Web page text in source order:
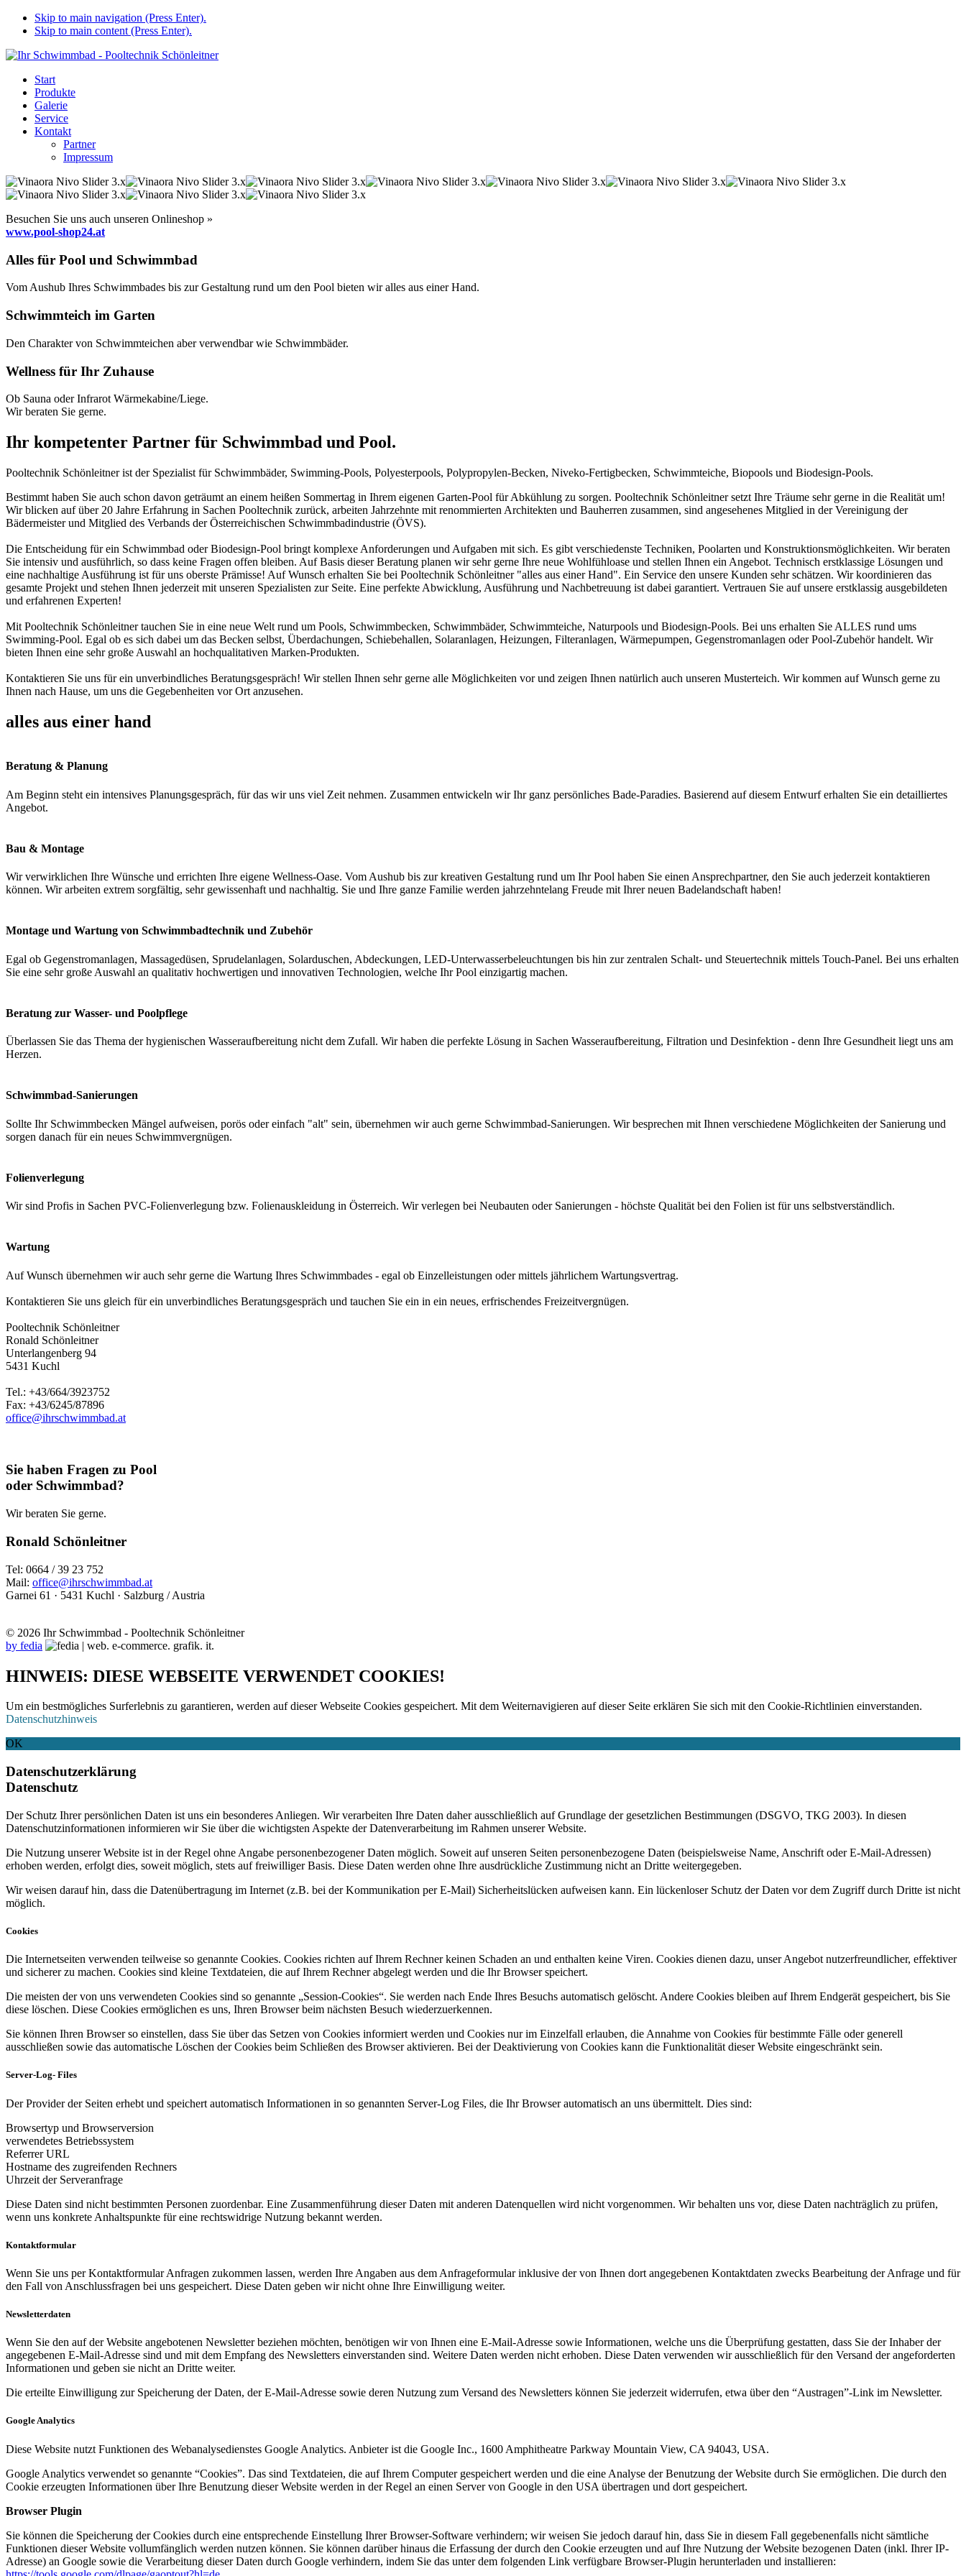
Skip to main navigation (Press Enter).
Skip to main content (Press Enter).
Start
Produkte
Galerie
Service
Kontakt
Partner
Impressum
Besuchen Sie uns auch unseren Onlineshop »
www.pool-shop24.at
Alles für Pool und Schwimmbad
Vom Aushub Ihres Schwimmbades bis zur Gestaltung rund um den Pool bieten wir alles aus einer Hand.
Schwimmteich im Garten
Den Charakter von Schwimmteichen aber verwendbar wie Schwimmbäder.
Wellness für Ihr Zuhause
Ob Sauna oder Infrarot Wärmekabine/Liege.
Wir beraten Sie gerne.
Ihr kompetenter Partner für Schwimmbad und Pool.
Pooltechnik Schönleitner ist der Spezialist für Schwimmbäder, Swimming-Pools, Polyesterpools, Polypropylen-Becken, Niveko-Fertigbecken, Schwimmteiche, Biopools und Biodesign-Pools.
Bestimmt haben Sie auch schon davon geträumt an einem heißen Sommertag in Ihrem eigenen Garten-Pool für Abkühlung zu sorgen. Pooltechnik Schönleitner setzt Ihre Träume sehr gerne in die Realität um!
Wir blicken auf über 20 Jahre Erfahrung in Sachen Pooltechnik zurück, arbeiten Jahrzehnte mit renommierten Architekten und Bauherren zusammen, sind angesehenes Mitglied in der Vereinigung der
Bädermeister und Mitglied des Verbands der Österreichischen Schwimmbadindustrie (ÖVS).
Die Entscheidung für ein Schwimmbad oder Biodesign-Pool bringt komplexe Anforderungen und Aufgaben mit sich. Es gibt verschiedenste Techniken, Poolarten und Konstruktionsmöglichkeiten. Wir beraten
Sie intensiv und ausführlich, so dass keine Fragen offen bleiben. Auf Basis dieser Beratung planen wir sehr gerne Ihre neue Wohlfühloase und stellen Ihnen ein Angebot. Technisch erstklassige Lösungen und
eine nachhaltige Ausführung ist für uns oberste Prämisse! Auf Wunsch erhalten Sie bei Pooltechnik Schönleitner "alles aus einer Hand". Ein Service den unsere Kunden sehr schätzen. Wir koordinieren das
gesamte Projekt und stehen Ihnen jederzeit mit unseren Spezialisten zur Seite. Eine perfekte Abwicklung, Ausführung und Nachbetreuung ist dabei garantiert. Vertrauen Sie auf unsere erstklassig ausgebildeten
und erfahrenen Experten!
Mit Pooltechnik Schönleitner tauchen Sie in eine neue Welt rund um Pools, Schwimmbecken, Schwimmbäder, Schwimmteiche, Naturpools und Biodesign-Pools. Bei uns erhalten Sie ALLES rund ums
Swimming-Pool. Egal ob es sich dabei um das Becken selbst, Überdachungen, Schiebehallen, Solaranlagen, Heizungen, Filteranlagen, Wärmepumpen, Gegenstromanlagen oder Pool-Zubehör handelt. Wir
bieten Ihnen eine sehr große Auswahl an hochqualitativen Marken-Produkten.
Kontaktieren Sie uns für ein unverbindliches Beratungsgespräch! Wir stellen Ihnen sehr gerne alle Möglichkeiten vor und zeigen Ihnen natürlich auch unseren Musterteich. Wir kommen auf Wunsch gerne zu
Ihnen nach Hause, um uns die Gegebenheiten vor Ort anzusehen.
alles aus einer hand
Beratung & Planung
Am Beginn steht ein intensives Planungsgespräch, für das wir uns viel Zeit nehmen. Zusammen entwickeln wir Ihr ganz persönliches Bade-Paradies. Basierend auf diesem Entwurf erhalten Sie ein detailliertes
Angebot.
Bau & Montage
Wir verwirklichen Ihre Wünsche und errichten Ihre eigene Wellness-Oase. Vom Aushub bis zur kreativen Gestaltung rund um Ihr Pool haben Sie einen Ansprechpartner, den Sie auch jederzeit kontaktieren
können. Wir arbeiten extrem sorgfältig, sehr gewissenhaft und nachhaltig. Sie und Ihre ganze Familie werden jahrzehntelang Freude mit Ihrer neuen Badelandschaft haben!
Montage und Wartung von Schwimmbadtechnik und Zubehör
Egal ob Gegenstromanlagen, Massagedüsen, Sprudelanlagen, Solarduschen, Abdeckungen, LED-Unterwasserbeleuchtungen bis hin zur zentralen Schalt- und Steuertechnik mittels Touch-Panel. Bei uns erhalten
Sie eine sehr große Auswahl an qualitativ hochwertigen und innovativen Technologien, welche Ihr Pool einzigartig machen.
Beratung zur Wasser- und Poolpflege
Überlassen Sie das Thema der hygienischen Wasseraufbereitung nicht dem Zufall. Wir haben die perfekte Lösung in Sachen Wasseraufbereitung, Filtration und Desinfektion - denn Ihre Gesundheit liegt uns am
Herzen.
Schwimmbad-Sanierungen
Sollte Ihr Schwimmbecken Mängel aufweisen, porös oder einfach "alt" sein, übernehmen wir auch gerne Schwimmbad-Sanierungen. Wir besprechen mit Ihnen verschiedene Möglichkeiten der Sanierung und
sorgen danach für ein neues Schwimmvergnügen.
Folienverlegung
Wir sind Profis in Sachen PVC-Folienverlegung bzw. Folienauskleidung in Österreich. Wir verlegen bei Neubauten oder Sanierungen - höchste Qualität bei den Folien ist für uns selbstverständlich.
Wartung
Auf Wunsch übernehmen wir auch sehr gerne die Wartung Ihres Schwimmbades - egal ob Einzelleistungen oder mittels jährlichem Wartungsvertrag.
Kontaktieren Sie uns gleich für ein unverbindliches Beratungsgespräch und tauchen Sie ein in ein neues, erfrischendes Freizeitvergnügen.
Pooltechnik Schönleitner
Ronald Schönleitner
Unterlangenberg 94
5431 Kuchl
Tel.: +43/664/3923752
Fax: +43/6245/87896
office@ihrschwimmbad.at
Sie haben Fragen zu Pool
oder Schwimmbad?
Wir beraten Sie gerne.
Ronald Schönleitner
Tel: 0664 / 39 23 752
Mail: office@ihrschwimmbad.at
Garnei 61 · 5431 Kuchl · Salzburg / Austria
© 2026 Ihr Schwimmbad - Pooltechnik Schönleitner
by fedia
HINWEIS: DIESE WEBSEITE VERWENDET COOKIES!
Um ein bestmögliches Surferlebnis zu garantieren, werden auf dieser Webseite Cookies gespeichert. Mit dem Weiternavigieren auf dieser Seite erklären Sie sich mit den Cookie-Richtlinien einverstanden.
Datenschutzhinweis
OK
Datenschutzerklärung
Datenschutz
Der Schutz Ihrer persönlichen Daten ist uns ein besonderes Anliegen. Wir verarbeiten Ihre Daten daher ausschließlich auf Grundlage der gesetzlichen Bestimmungen (DSGVO, TKG 2003). In diesen
Datenschutzinformationen informieren wir Sie über die wichtigsten Aspekte der Datenverarbeitung im Rahmen unserer Website.
Die Nutzung unserer Website ist in der Regel ohne Angabe personenbezogener Daten möglich. Soweit auf unseren Seiten personenbezogene Daten (beispielsweise Name, Anschrift oder E-Mail-Adressen)
erhoben werden, erfolgt dies, soweit möglich, stets auf freiwilliger Basis. Diese Daten werden ohne Ihre ausdrückliche Zustimmung nicht an Dritte weitergegeben.
Wir weisen darauf hin, dass die Datenübertragung im Internet (z.B. bei der Kommunikation per E-Mail) Sicherheitslücken aufweisen kann. Ein lückenloser Schutz der Daten vor dem Zugriff durch Dritte ist nicht
möglich.
Cookies
Die Internetseiten verwenden teilweise so genannte Cookies. Cookies richten auf Ihrem Rechner keinen Schaden an und enthalten keine Viren. Cookies dienen dazu, unser Angebot nutzerfreundlicher, effektiver
und sicherer zu machen. Cookies sind kleine Textdateien, die auf Ihrem Rechner abgelegt werden und die Ihr Browser speichert.
Die meisten der von uns verwendeten Cookies sind so genannte „Session-Cookies“. Sie werden nach Ende Ihres Besuchs automatisch gelöscht. Andere Cookies bleiben auf Ihrem Endgerät gespeichert, bis Sie
diese löschen. Diese Cookies ermöglichen es uns, Ihren Browser beim nächsten Besuch wiederzuerkennen.
Sie können Ihren Browser so einstellen, dass Sie über das Setzen von Cookies informiert werden und Cookies nur im Einzelfall erlauben, die Annahme von Cookies für bestimmte Fälle oder generell
ausschließen sowie das automatische Löschen der Cookies beim Schließen des Browser aktivieren. Bei der Deaktivierung von Cookies kann die Funktionalität dieser Website eingeschränkt sein.
Server-Log- Files
Der Provider der Seiten erhebt und speichert automatisch Informationen in so genannten Server-Log Files, die Ihr Browser automatisch an uns übermittelt. Dies sind:
Browsertyp und Browserversion
verwendetes Betriebssystem
Referrer URL
Hostname des zugreifenden Rechners
Uhrzeit der Serveranfrage
Diese Daten sind nicht bestimmten Personen zuordenbar. Eine Zusammenführung dieser Daten mit anderen Datenquellen wird nicht vorgenommen. Wir behalten uns vor, diese Daten nachträglich zu prüfen,
wenn uns konkrete Anhaltspunkte für eine rechtswidrige Nutzung bekannt werden.
Kontaktformular
Wenn Sie uns per Kontaktformular Anfragen zukommen lassen, werden Ihre Angaben aus dem Anfrageformular inklusive der von Ihnen dort angegebenen Kontaktdaten zwecks Bearbeitung der Anfrage und für
den Fall von Anschlussfragen bei uns gespeichert. Diese Daten geben wir nicht ohne Ihre Einwilligung weiter.
Newsletterdaten
Wenn Sie den auf der Website angebotenen Newsletter beziehen möchten, benötigen wir von Ihnen eine E-Mail-Adresse sowie Informationen, welche uns die Überprüfung gestatten, dass Sie der Inhaber der
angegebenen E-Mail-Adresse sind und mit dem Empfang des Newsletters einverstanden sind. Weitere Daten werden nicht erhoben. Diese Daten verwenden wir ausschließlich für den Versand der angeforderten
Informationen und geben sie nicht an Dritte weiter.
Die erteilte Einwilligung zur Speicherung der Daten, der E-Mail-Adresse sowie deren Nutzung zum Versand des Newsletters können Sie jederzeit widerrufen, etwa über den “Austragen”-Link im Newsletter.
Google Analytics
Diese Website nutzt Funktionen des Webanalysedienstes Google Analytics. Anbieter ist die Google Inc., 1600 Amphitheatre Parkway Mountain View, CA 94043, USA.
Google Analytics verwendet so genannte “Cookies”. Das sind Textdateien, die auf Ihrem Computer gespeichert werden und die eine Analyse der Benutzung der Website durch Sie ermöglichen. Die durch den
Cookie erzeugten Informationen über Ihre Benutzung dieser Website werden in der Regel an einen Server von Google in den USA übertragen und dort gespeichert.
Browser Plugin
Sie können die Speicherung der Cookies durch eine entsprechende Einstellung Ihrer Browser-Software verhindern; wir weisen Sie jedoch darauf hin, dass Sie in diesem Fall gegebenenfalls nicht sämtliche
Funktionen dieser Website vollumfänglich werden nutzen können. Sie können darüber hinaus die Erfassung der durch den Cookie erzeugten und auf Ihre Nutzung der Website bezogenen Daten (inkl. Ihrer IP-
Adresse) an Google sowie die Verarbeitung dieser Daten durch Google verhindern, indem Sie das unter dem folgenden Link verfügbare Browser-Plugin herunterladen und installieren: